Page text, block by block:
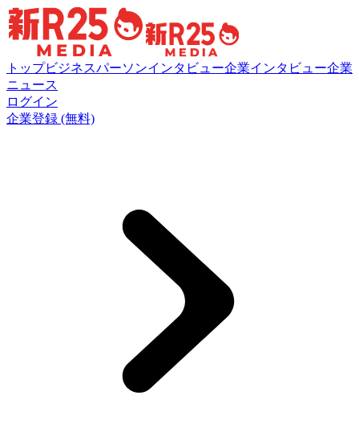
トップビジネスパーソンインタビュー企業インタビュー企業
ニュース
ログイン
企業登録 (無料)